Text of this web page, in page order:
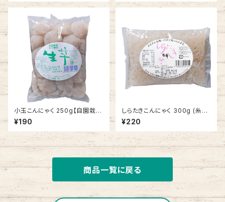
小玉こんにゃく 250g【自園栽
培 生芋こんにゃく】
¥190
しらたきこんにゃく 300g (糸こ
んにゃく)【自園栽培 生芋こん
にゃく】
¥220
商品一覧に戻る